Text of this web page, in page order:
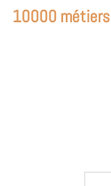
10000 métiers